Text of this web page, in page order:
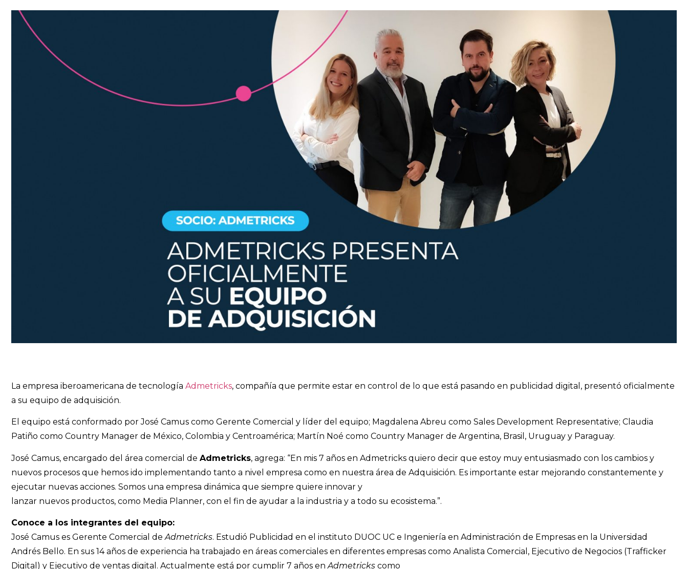
La empresa iberoamericana de tecnología Admetricks, compañía que permite estar en control de lo que está pasando en publicidad digital, presentó oficialmente
a su equipo de adquisición.
El equipo está conformado por José Camus como Gerente Comercial y líder del equipo; Magdalena Abreu como Sales Development Representative; Claudia
Patiño como Country Manager de México, Colombia y Centroamérica; Martín Noé como Country Manager de Argentina, Brasil, Uruguay y Paraguay.
José Camus, encargado del área comercial de Admetricks, agrega: “En mis 7 años en Admetricks quiero decir que estoy muy entusiasmado con los cambios y
nuevos procesos que hemos ido implementando tanto a nivel empresa como en nuestra área de Adquisición. Es importante estar mejorando constantemente y
ejecutar nuevas acciones. Somos una empresa dinámica que siempre quiere innovar y
lanzar nuevos productos, como Media Planner, con el fin de ayudar a la industria y a todo su ecosistema.”.
Conoce a los integrantes del equipo:
José Camus es Gerente Comercial deAdmetricks. Estudió Publicidad en el instituto DUOC UC e Ingeniería en Administración de Empresas en la Universidad
Andrés Bello. En sus 14 años de experiencia ha trabajado en áreas comerciales en diferentes empresas como Analista Comercial, Ejecutivo de Negocios (Trafficker
Digital) y Ejecutivo de ventas digital. Actualmente está por cumplir 7 años en Admetricks como